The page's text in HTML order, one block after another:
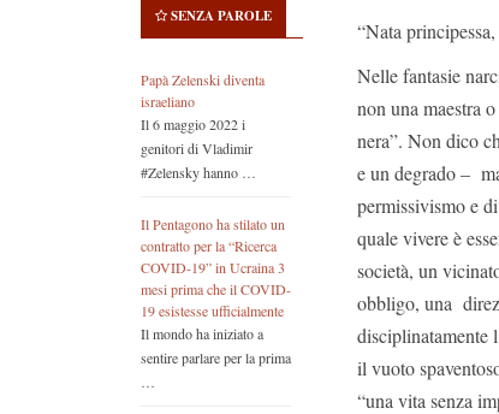
SENZA PAROLE
Papà Zelenski diventa
israeliano
Il 6 maggio 2022 i
genitori di Vladimir
#Zelensky hanno …
Il Pentagono ha stilato un
contratto per la “Ricerca
COVID-19” in Ucraina 3
mesi prima che il COVID-
19 esistesse ufficialmente
Il mondo ha iniziato a
sentire parlare per la prima
…
“Nata
Nelle fantasie
non una maestra
nera”. Non dico
e un degrado –
permissivismo e
quale vivere è
società, un
obbligo, una
disciplinatamente
il vuoto
“una vita senza